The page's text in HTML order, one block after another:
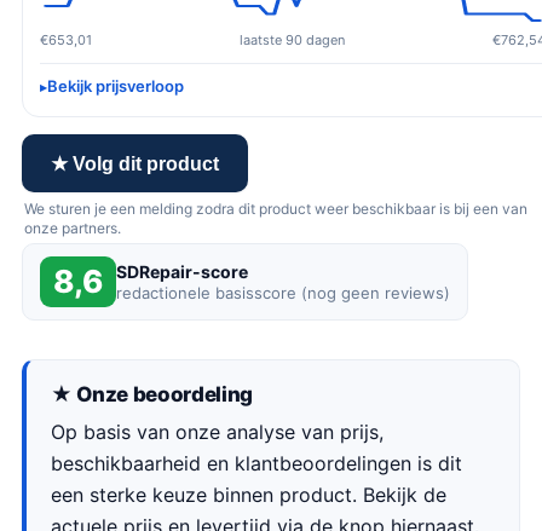
€653,01 laatste 90 dagen
Bekijk prijsverloop
★ Volg dit product
We sturen je een melding zodra dit product weer beschikbaar is bij een van
onze partners.
8,6 SDRepair-score
redactionele basisscore (nog geen reviews)
★ Onze beoordeling
Op basis van onze analyse van prijs,
beschikbaarheid en klantbeoordelingen is dit
een sterke keuze binnen product. Bekijk de
actuele prijs en levertijd via de knop hiernaast.